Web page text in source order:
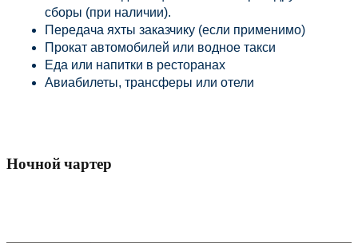
сборы (при наличии).
Передача яхты заказчику (если применимо)
Прокат автомобилей или водное такси
Еда или напитки в ресторанах
Авиабилеты, трансферы или отели
Ночной чартер